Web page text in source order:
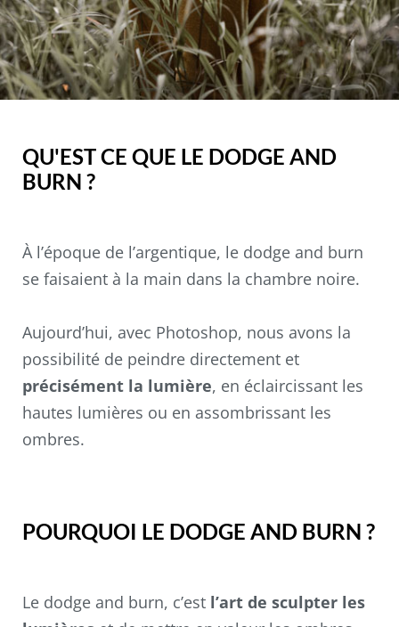
QU'EST CE QUE LE DODGE AND
BURN ?
À l’époque de l’argentique, le dodge and burn
se faisaient à la main dans la chambre noire.
Aujourd’hui, avec Photoshop, nous avons la
possibilité de peindre directement et
précisément la lumière, en éclaircissant les
hautes lumières ou en assombrissant les
ombres.
POURQUOI LE DODGE AND BURN ?
Le dodge and burn, c’est l’art de sculpter les